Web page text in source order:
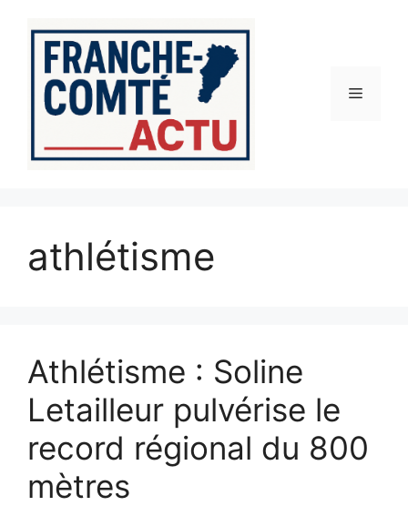
contenu
Menu
athlétisme
Athlétisme : Soline
Letailleur pulvérise le
record régional du 800
mètres